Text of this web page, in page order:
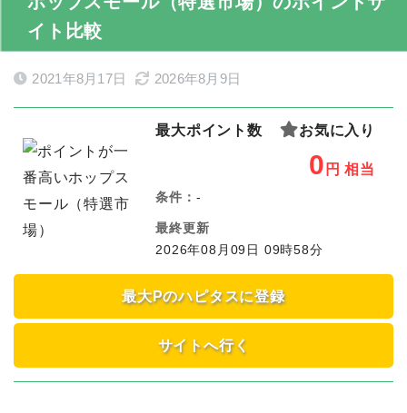
イト比較
2021年8月17日 2026年8月9日
最大ポイント数 お気に入り
0 円 相当
条件： -
最終更新
2026年08月09日 09時58分
最大Pのハピタスに登録
サイトへ行く